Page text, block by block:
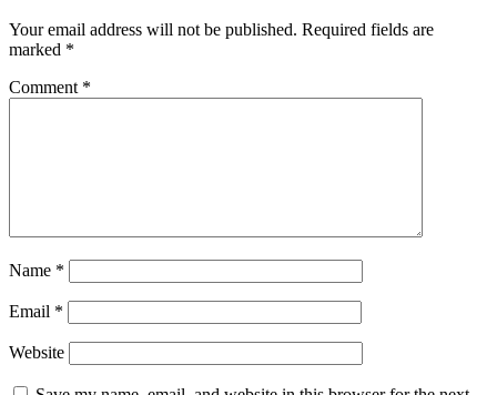
Your email address will not be published. Required fields are
marked *
Comment *
Name *
Email *
Website